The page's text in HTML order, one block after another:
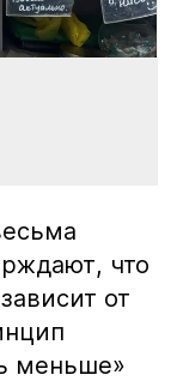
что
от
меньше»